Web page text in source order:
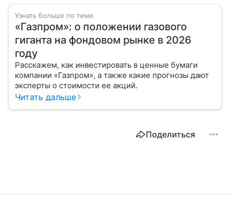
Узнать больше по теме
«Газпром»: о положении газового
гиганта на фондовом рынке в 2026
году
Расскажем, как инвестировать в ценные бумаги
компании «Газпром», а также какие прогнозы дают
эксперты о стоимости ее акций.
Читать дальше
Поделиться